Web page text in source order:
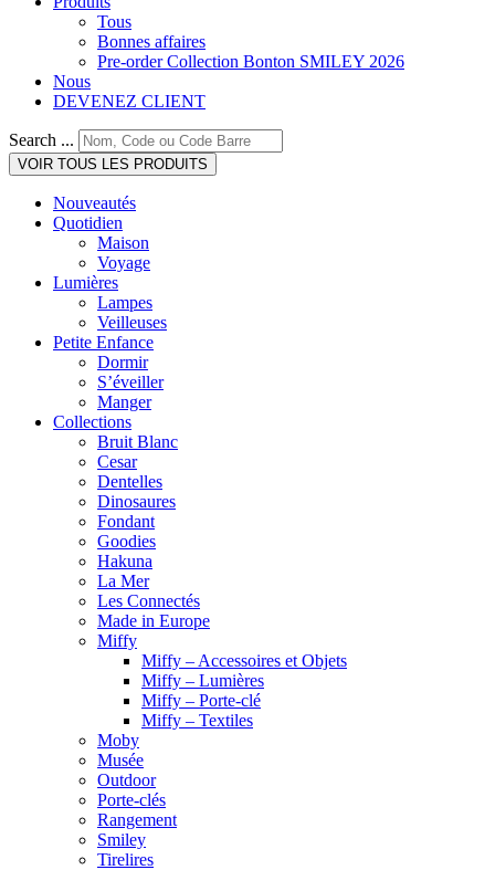
Tous
Bonnes affaires
Pre-order Collection Bonton SMILEY 2026
Nous
DEVENEZ CLIENT
Search ...
VOIR TOUS LES PRODUITS
Nouveautés
Quotidien
Maison
Voyage
Lumières
Lampes
Veilleuses
Petite Enfance
Dormir
S’éveiller
Manger
Collections
Bruit Blanc
Cesar
Dentelles
Dinosaures
Fondant
Goodies
Hakuna
La Mer
Les Connectés
Made in Europe
Miffy
Miffy – Accessoires et Objets
Miffy – Lumières
Miffy – Porte-clé
Miffy – Textiles
Moby
Musée
Outdoor
Porte-clés
Rangement
Smiley
Tirelires